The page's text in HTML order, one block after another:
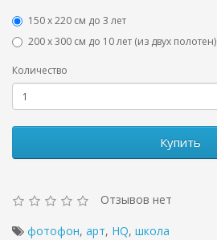
150 х 220 см до 3 лет
200 х 300 см до 10 лет (из двух полотен)
Количество
Купить
Отзывов нет
фотофон, арт, HQ, школа